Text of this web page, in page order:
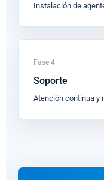
Instalación de
Fase 4
Soporte
Atención continua y